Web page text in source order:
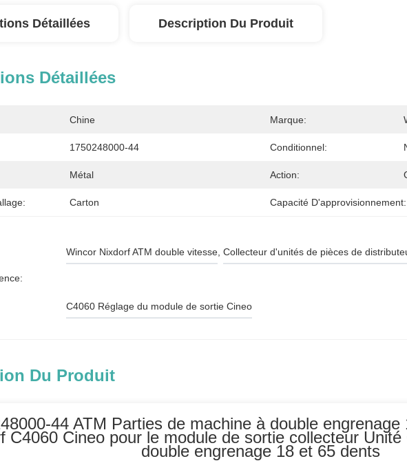
Détaillées Description Du Produit
Détaillées
Chine Marque:
1750248000-44 Conditionnel:
Métal Action:
Carton Capacité D'approvisionnement:
Wincor Nixdorf ATM double vitesse , Collecteur d'unités de pièces de
C4060 Réglage du module de sortie Cineo
Du Produit
44 ATM Parties de machine à double
C4060 Cineo pour le module de sortie collecteur
double engrenage 18 et 65 dents